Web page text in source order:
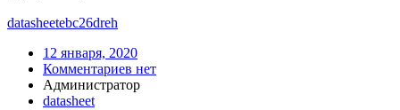
datasheetebc26dreh
12 января, 2020
Комментариев нет
Администратор
datasheet